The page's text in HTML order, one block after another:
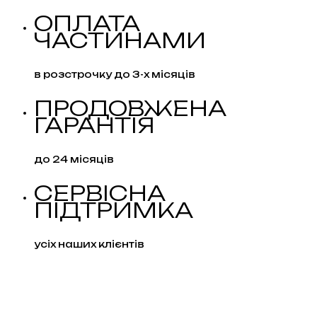
ОПЛАТА
ЧАСТИНАМИ
в розстрочку до 3-х місяців
ПРОДОВЖЕНА
ГАРАНТІЯ
до 24 місяців
СЕРВІСНА
ПІДТРИМКА
усіх наших клієнтів